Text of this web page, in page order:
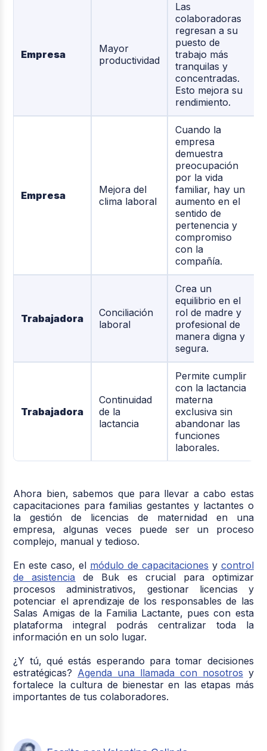
Empresa
Mayor
productividad
Las
colaboradoras
regresan a su
puesto de
trabajo más
tranquilas y
concentradas.
Esto mejora su
rendimiento.
Empresa
Mejora del
clima laboral
Cuando la
empresa
demuestra
preocupación
por la vida
familiar, hay un
aumento en el
sentido de
pertenencia y
compromiso
con la
compañía.
Trabajadora
Conciliación
laboral
Crea un
equilibrio en el
rol de madre y
profesional de
manera digna y
segura.
Trabajadora
Continuidad
de la
lactancia
Permite cumplir
con la lactancia
materna
exclusiva sin
abandonar las
funciones
laborales.
Ahora bien, sabemos que para llevar a cabo estas
capacitaciones para familias gestantes y lactantes o
la gestión de licencias de maternidad en una
empresa, algunas veces puede ser un proceso
complejo, manual y tedioso.
En este caso, el módulo de capacitaciones y control
de asistencia de Buk es crucial para optimizar
procesos administrativos, gestionar licencias y
potenciar el aprendizaje de los responsables de las
Salas Amigas de la Familia Lactante, pues con esta
plataforma integral podrás centralizar toda la
información en un solo lugar.
¿Y tú, qué estás esperando para tomar decisiones
estratégicas? Agenda una llamada con nosotros y
fortalece la cultura de bienestar en las etapas más
importantes de tus colaboradores.